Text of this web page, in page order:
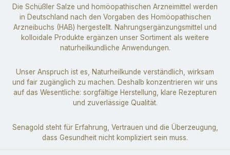
Die Schüßler Salze und homöopathischen Arzneimittel werden
in Deutschland nach den Vorgaben des Homöopathischen
Arzneibuchs (HAB) hergestellt. Nahrungsergänzungsmittel und
kolloidale Produkte ergänzen unser Sortiment als weitere
naturheilkundliche Anwendungen.
Unser Anspruch ist es, Naturheilkunde verständlich, wirksam
und fair zugänglich zu machen. Deshalb konzentrieren wir uns
auf das Wesentliche: sorgfältige Herstellung, klare Rezepturen
und zuverlässige Qualität.
Senagold steht für Erfahrung, Vertrauen und die Überzeugung,
dass Gesundheit nicht kompliziert sein muss.